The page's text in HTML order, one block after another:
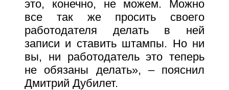
это, конечно, не можем. Можно
все так же просить своего
работодателя делать в ней
записи и ставить штампы. Но ни
вы, ни работодатель это теперь
не обязаны делать», – пояснил
Дмитрий Дубилет.